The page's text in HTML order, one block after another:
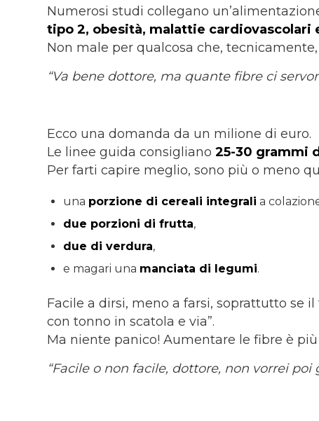
Numerosi studi collegano
tipo 2, obesità, malattie cardiovascolari
Non male per qualcosa che, tecnicamente,
“Va bene dottore, ma quante fibre ci
Ecco una domanda da un milione di euro.
Le linee guida consigliano 25-30 grammi
Per farti capire meglio, sono più o meno
una porzione di cereali integrali a
due porzioni di frutta,
due di verdura,
e magari una manciata di legumi.
Facile a dirsi, meno a farsi, soprattutto se
con tonno in scatola e via”.
Ma niente panico! Aumentare le fibre è
“Facile o non facile, dottore, non vorrei